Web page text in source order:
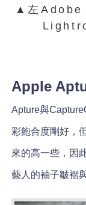
▲左
Apple
Apture與
彩飽合度剛好，
來的高一些，因
藝人的袖子皺褶